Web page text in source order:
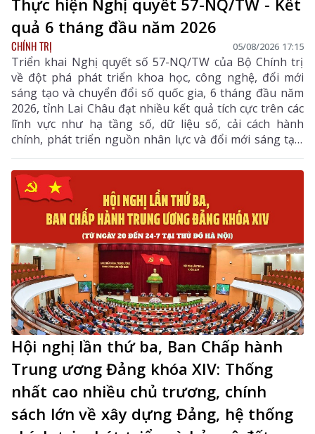
Thực hiện Nghị quyết 57-NQ/TW - Kết
quả 6 tháng đầu năm 2026
CHÍNH TRỊ 05/08/2026 17:15
Triển khai Nghị quyết số 57-NQ/TW của Bộ Chính trị
về đột phá phát triển khoa học, công nghệ, đổi mới
sáng tạo và chuyển đổi số quốc gia, 6 tháng đầu năm
2026, tỉnh Lai Châu đạt nhiều kết quả tích cực trên các
lĩnh vực như hạ tầng số, dữ liệu số, cải cách hành
chính, phát triển nguồn nhân lực và đổi mới sáng tạo.
Trong 6 tháng cuối năm, tỉnh tiếp tục tập trung thực
hiện các nhiệm vụ trọng tâm, tạo chuyển biến mạnh
mẽ trong phát triển khoa học, công nghệ, đổi mới
sáng tạo và chuyển đổi số.
Hội nghị lần thứ ba, Ban Chấp hành
Trung ương Đảng khóa XIV: Thống
nhất cao nhiều chủ trương, chính
sách lớn về xây dựng Đảng, hệ thống